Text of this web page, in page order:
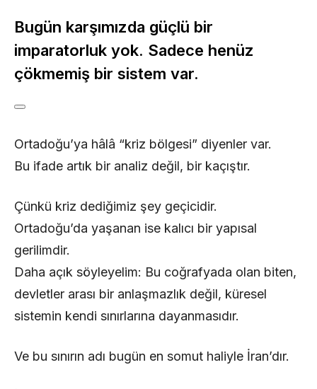
Bugün karşımızda güçlü bir
imparatorluk yok. Sadece henüz
çökmemiş bir sistem var.
Ortadoğu’ya hâlâ “kriz bölgesi” diyenler var.
Bu ifade artık bir analiz değil, bir kaçıştır.
Çünkü kriz dediğimiz şey geçicidir.
Ortadoğu’da yaşanan ise kalıcı bir yapısal
gerilimdir.
Daha açık söyleyelim: Bu coğrafyada olan biten,
devletler arası bir anlaşmazlık değil, küresel
sistemin kendi sınırlarına dayanmasıdır.
Ve bu sınırın adı bugün en somut haliyle İran’dır.